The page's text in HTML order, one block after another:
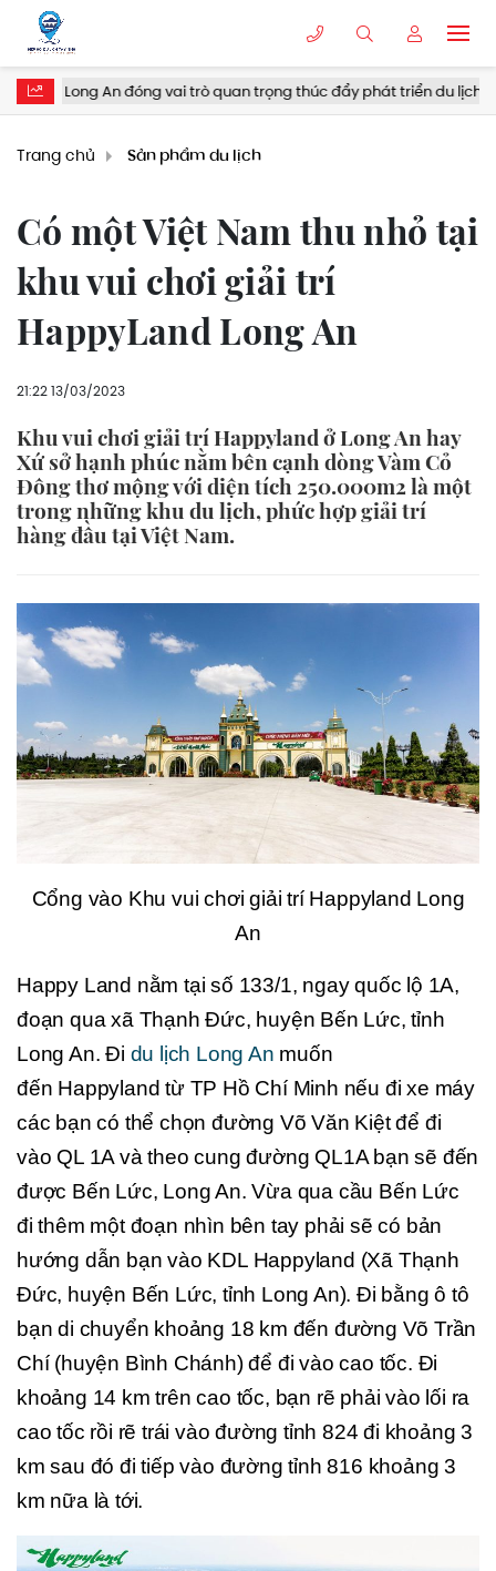
vai trò quan trọng thúc đẩy phát triển du lịch Hiệp hội
Trang chủ Sản phẩm du lịch
Có một Việt Nam thu nhỏ tại
khu vui chơi giải trí
HappyLand Long An
21:22 13/03/2023
Khu vui chơi giải trí Happyland ở Long An hay
Xứ sở hạnh phúc nằm bên cạnh dòng Vàm Cỏ
Đông thơ mộng với diện tích 250.000m2 là một
trong những khu du lịch, phức hợp giải trí
hàng đầu tại Việt Nam.
Cổng vào Khu vui chơi giải trí Happyland Long
An
Happy Land nằm tại số 133/1, ngay quốc lộ 1A,
đoạn qua xã Thạnh Đức, huyện Bến Lức, tỉnh
Long An. Đi du lịch Long An muốn
đến Happyland từ TP Hồ Chí Minh nếu đi xe máy
các bạn có thể chọn đường Võ Văn Kiệt để đi
vào QL 1A và theo cung đường QL1A bạn sẽ đến
được Bến Lức, Long An. Vừa qua cầu Bến Lức
đi thêm một đoạn nhìn bên tay phải sẽ có bản
hướng dẫn bạn vào KDL Happyland (Xã Thạnh
Đức, huyện Bến Lức, tỉnh Long An). Đi bằng ô tô
bạn di chuyển khoảng 18 km đến đường Võ Trần
Chí (huyện Bình Chánh) để đi vào cao tốc. Đi
khoảng 14 km trên cao tốc, bạn rẽ phải vào lối ra
cao tốc rồi rẽ trái vào đường tỉnh 824 đi khoảng 3
km sau đó đi tiếp vào đường tỉnh 816 khoảng 3
km nữa là tới.